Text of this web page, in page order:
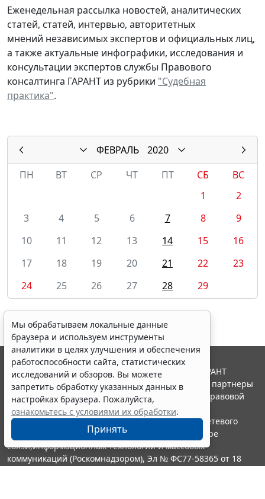
Еженедельная рассылка новостей, аналитических
статей, статей, интервью, авторитетных
мнений независимых экспертов и официальных лиц,
а также актуальные инфографики, исследования и
консультации экспертов службы Правового
консалтинга ГАРАНТ из рубрики "Судебная
практика".
ФЕВРАЛЬ
2020
ПН
ВТ СР ЧТ ПТ СБ
ВС
1
2
3
4 5 6 7 8
9
10
11 12 13 14 15
16
17
18 19 20 21 22
23
24
25 26 27 28 29
Мы обрабатываем локальные данные
браузера и используем инструменты
аналитики в целях улучшения и обеспечения
работоспособности сайта, статистических
исследований и обзоров. Вы можете
запретить обработку указанных данных в
настройках браузера. Пожалуйста,
ознакомьтесь с условиями их обработки.
Принять
© ООО "НПП "ГАРАНТ-СЕРВИС", 2026. Система ГАРАНТ
выпускается с 1990 года. Компания "Гарант" и ее партнеры
являются участниками Российской ассоциации правовой
информации ГАРАНТ.
Портал ГАРАНТ.РУ зарегистрирован в качестве сетевого
издания Федеральной службой по надзору в сфере
связи,информационных технологий и массовых
коммуникаций (Роскомнадзором), Эл № ФС77-58365 от 18